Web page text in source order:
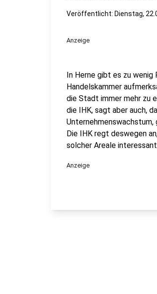
Veröffentlicht: Dienstag,
Anzeige
In Herne gibt es zu
Handelskammer
die Stadt immer mehr zu
die IHK, sagt aber auch,
Unternehmenswachstum,
Die IHK regt deswegen
solcher Areale
Anzeige